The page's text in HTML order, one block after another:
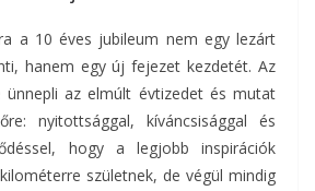
a 10 éves jubileum nem egy lezárt
hanem egy új fejezet kezdetét. Az
ünnepli az elmúlt évtizedet és mutat
nyitottsággal, kíváncsisággal és
hogy a legjobb inspirációk
születnek, de végül mindig